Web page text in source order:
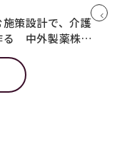
策設計で、介護
る 中外製薬株式